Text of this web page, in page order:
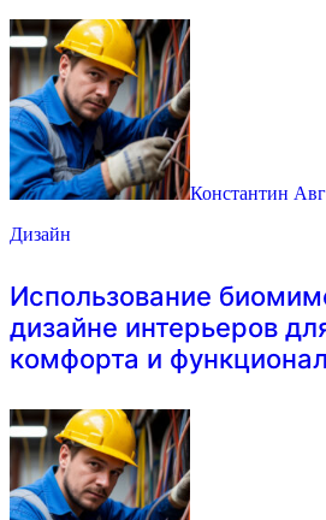
Константин
Дизайн
Использование
дизайне интерьеров
комфорта и